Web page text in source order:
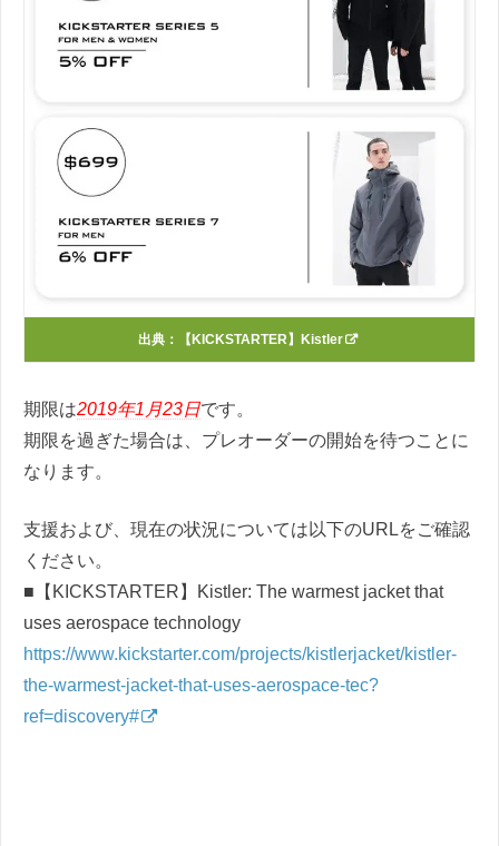
出典： 【KICKSTARTER】Kistler
期限は2019年1月23日です。
期限を過ぎた場合は、プレオーダーの開始を待つことに
なります。
支援および、現在の状況については以下のURLをご確認
ください。
■【KICKSTARTER】Kistler: The warmest jacket that
uses aerospace technology
https://www.kickstarter.com/projects/kistlerjacket/kistler-
the-warmest-jacket-that-uses-aerospace-tec?
ref=discovery#